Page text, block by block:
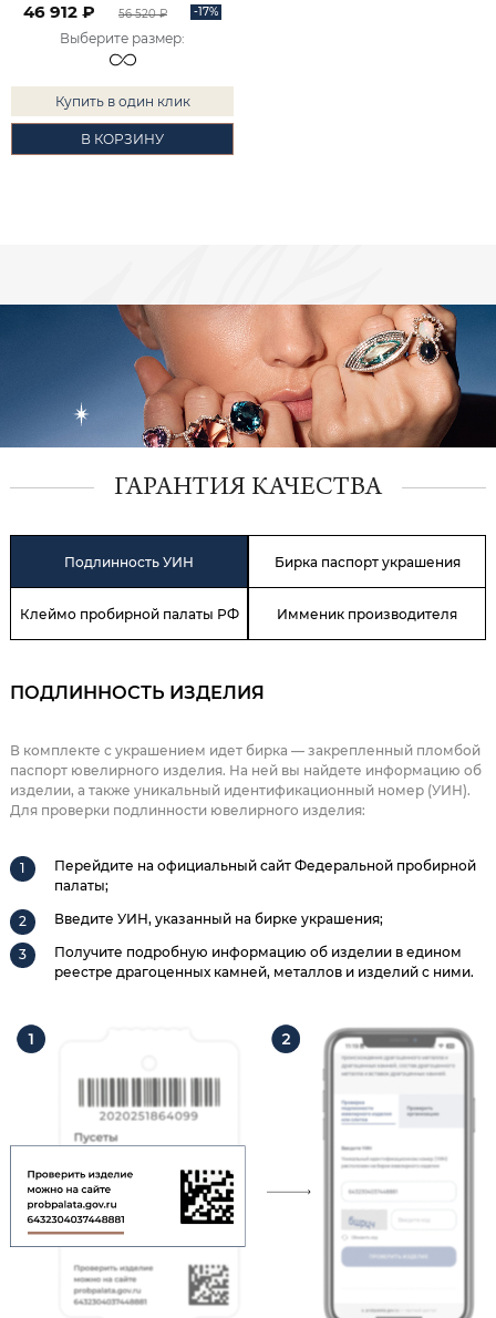
46 912 ₽ 56 520 ₽ -17%
Выберите размер:
Купить в один клик
В КОРЗИНУ
ГАРАНТИЯ КАЧЕСТВА
Подлинность УИН Бирка паспорт украшения
Клеймо пробирной палаты РФ Имменик производителя
ПОДЛИННОСТЬ ИЗДЕЛИЯ
В комплекте с украшением идет бирка — закрепленный пломбой
паспорт ювелирного изделия. На ней вы найдете информацию об
изделии, а также уникальный идентификационный номер (УИН).
Для проверки подлинности ювелирного изделия:
Перейдите на официальный сайт Федеральной пробирной
палаты;
Введите УИН, указанный на бирке украшения;
Получите подробную информацию об изделии в едином
реестре драгоценных камней, металлов и изделий с ними.